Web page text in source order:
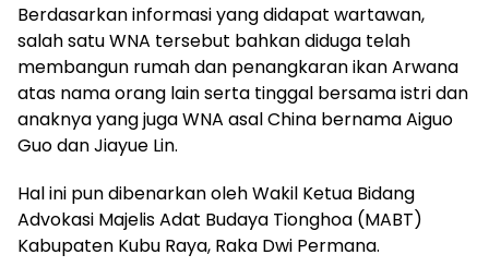
Berdasarkan informasi yang didapat wartawan,
salah satu WNA tersebut bahkan diduga telah
membangun rumah dan penangkaran ikan Arwana
atas nama orang lain serta tinggal bersama istri dan
anaknya yang juga WNA asal China bernama Aiguo
Guo dan Jiayue Lin.
Hal ini pun dibenarkan oleh Wakil Ketua Bidang
Advokasi Majelis Adat Budaya Tionghoa (MABT)
Kabupaten Kubu Raya, Raka Dwi Permana.